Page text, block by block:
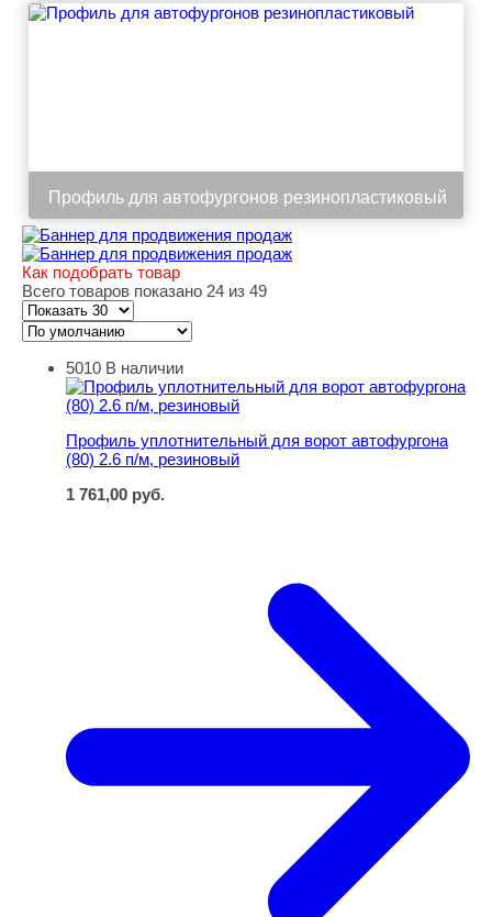
Профиль для автофургонов резинопластиковый
Как подобрать товар
Всего товаров показано 24 из 49
Профиль уплотнительный для ворот автофургона (80)
5010 В наличии
Профиль уплотнительный для ворот автофургона
(80) 2.6 п/м, резиновый
1 761,00 руб.